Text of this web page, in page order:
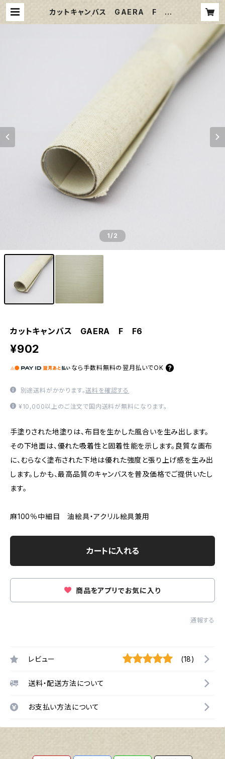
カットキャンバス GAERA F F6
1/2
カットキャンバス GAERA F F6
¥902
なら 手数料無料の 翌月払いでOK
別途送料がかかります。送料を確認する
¥10,000以上のご注文で国内送料が無料になります。
手塗りされた地塗りは、布目を生かした風合いを生み出します。
その下地面は、優れた吸着性と固着性能を示します。良質な画布
に、むらなく塗布された下地は優れた強度と張り上げ感を生み出
します。しかも、最高品質のキャンバスを普及価格でご提供いたし
ます。
麻100％中細目 油絵具・アクリル絵具兼用
カートに入れる
商品をアプリでお気に入り
通報する
レビュー (18)
送料・配送方法について
お支払い方法について